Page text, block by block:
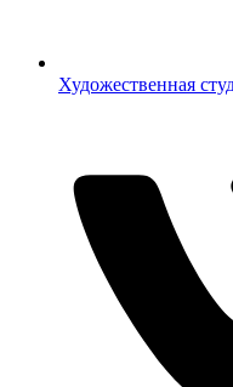
Художественная